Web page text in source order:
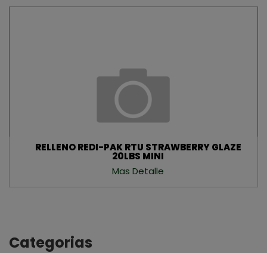
RELLENO REDI-PAK RTU STRAWBERRY GLAZE
20LBS MINI
Mas Detalle
Categorias